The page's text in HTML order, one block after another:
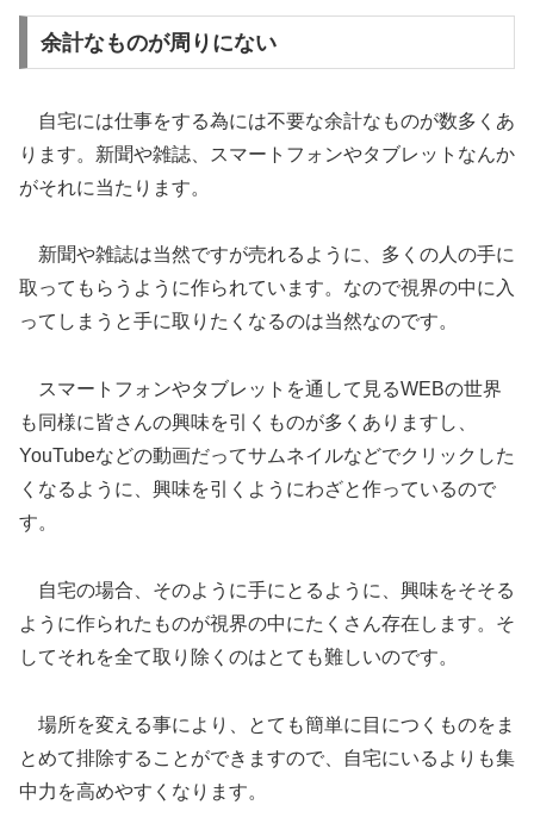
余計なものが周りにない
自宅には仕事をする為には不要な余計なものが数多くあ
ります。新聞や雑誌、スマートフォンやタブレットなんか
がそれに当たります。
新聞や雑誌は当然ですが売れるように、多くの人の手に
取ってもらうように作られています。なので視界の中に入
ってしまうと手に取りたくなるのは当然なのです。
スマートフォンやタブレットを通して見るWEBの世界
も同様に皆さんの興味を引くものが多くありますし、
YouTubeなどの動画だってサムネイルなどでクリックした
くなるように、興味を引くようにわざと作っているので
す。
自宅の場合、そのように手にとるように、興味をそそる
ように作られたものが視界の中にたくさん存在します。そ
してそれを全て取り除くのはとても難しいのです。
場所を変える事により、とても簡単に目につくものをま
とめて排除することができますので、自宅にいるよりも集
中力を高めやすくなります。